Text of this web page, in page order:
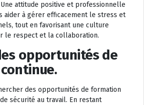
attitude positive et professionnelle
aider à gérer efficacement le stress et
tout en favorisant une culture
le respect et la collaboration.
opportunités de
des opportunités de formation
sécurité au travail. En restant